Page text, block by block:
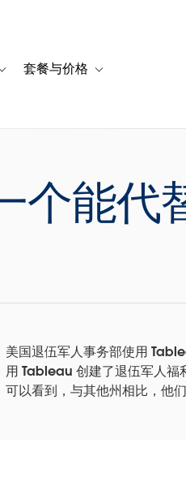
事 for 解决方案
Toggle sub-navigation for 资源
套餐与价格 Toggle sub-
个能代
美国退伍军人事务部使用
用 Tableau 创建了退伍军人福
可以看到，与其他州相比，他